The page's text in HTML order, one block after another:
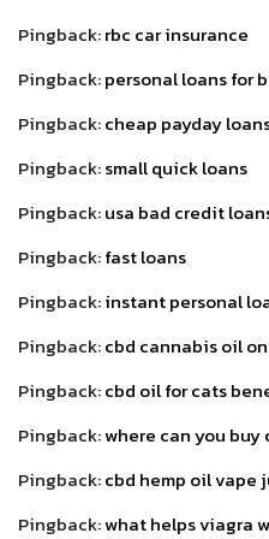
Pingback:rbc car insurance
Pingback:personal loans for
Pingback:cheap payday
Pingback:small quick loans
Pingback:usa bad credit
Pingback:fast loans
Pingback:instant personal
Pingback:cbd cannabis oil
Pingback:cbd oil for cats
Pingback:where can you buy
Pingback:cbd hemp oil vape
Pingback:what helps viagra